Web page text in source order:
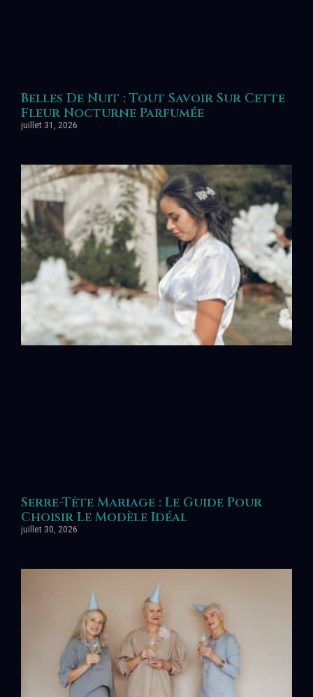
Belles De Nuit : Tout Savoir Sur Cette
Fleur Nocturne Parfumée
juillet 31, 2026
Serre-Tête Mariage : Le Guide Pour
Choisir Le Modèle Idéal
juillet 30, 2026